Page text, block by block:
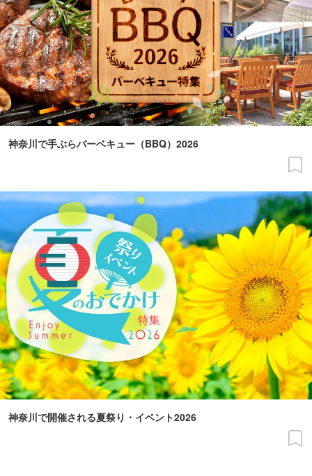
神奈川で手ぶらバーベキュー（BBQ）2026
神奈川で開催される夏祭り・イベント2026